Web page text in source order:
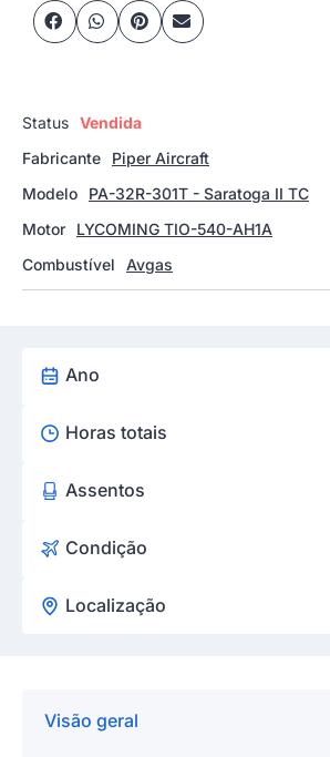
Status Vendida
Fabricante
Piper Aircraft
Modelo
PA-32R-301T - Saratoga II TC
Motor
LYCOMING TIO-540-AH1A
Combustível
Avgas
Ano
Horas totais
Assentos
Condição
Localização
Visão geral